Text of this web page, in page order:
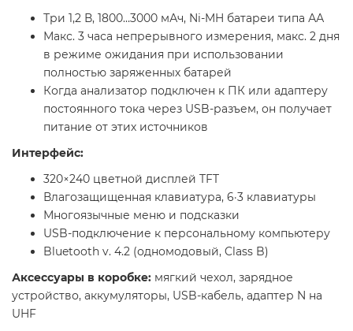
Три 1,2 В, 1800…3000 мАч, Ni-MH батареи типа АА
Макс. 3 часа непрерывного измерения, макс. 2 дня
в режиме ожидания при использовании
полностью заряженных батарей
Когда анализатор подключен к ПК или адаптеру
постоянного тока через USB-разъем, он получает
питание от этих источников
Интерфейс:
320×240 цветной дисплей TFT
Влагозащищенная клавиатура, 6·3 клавиатуры
Многоязычные меню и подсказки
USB-подключение к персональному компьютеру
Bluetooth v. 4.2 (одномодовый, Class B)
Аксессуары в коробке: мягкий чехол, зарядное
устройство, аккумуляторы, USB-кабель, адаптер N на
UHF